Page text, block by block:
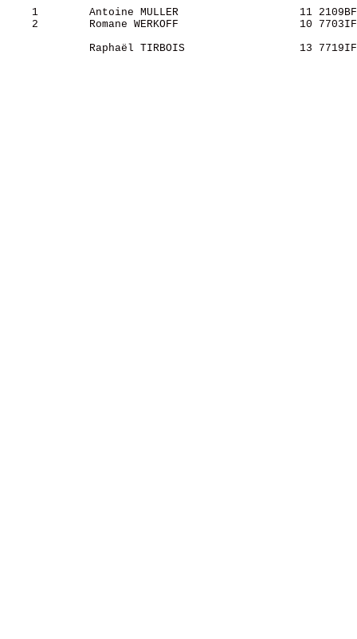
1        Antoine MULLER                   11
2        Romane WERKOFF                   10
Raphaël TIRBOIS                  13